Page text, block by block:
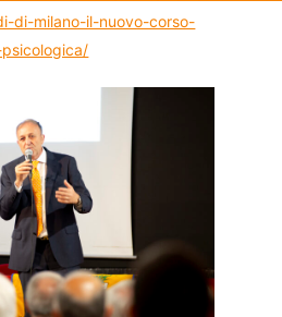
di-milano-il-nuovo-corso-